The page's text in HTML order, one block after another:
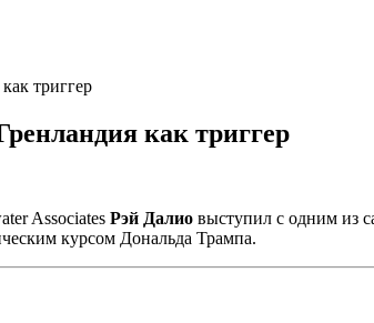
триггер
как триггер
Associates Рэй Далио выступил с одним из
курсом Дональда Трампа.